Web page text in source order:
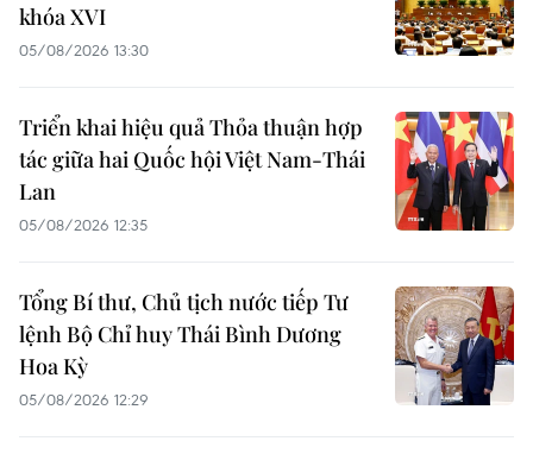
khóa XVI
05/08/2026 13:30
Triển khai hiệu quả Thỏa thuận hợp
tác giữa hai Quốc hội Việt Nam-Thái
Lan
05/08/2026 12:35
Tổng Bí thư, Chủ tịch nước tiếp Tư
lệnh Bộ Chỉ huy Thái Bình Dương
Hoa Kỳ
05/08/2026 12:29